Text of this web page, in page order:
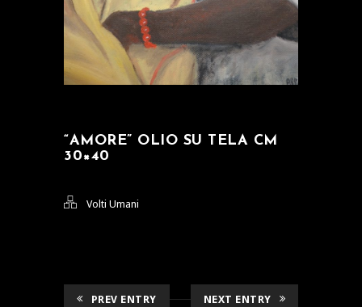
“AMORE” OLIO SU TELA CM
30×40
Volti Umani
PREV ENTRY NEXT ENTRY